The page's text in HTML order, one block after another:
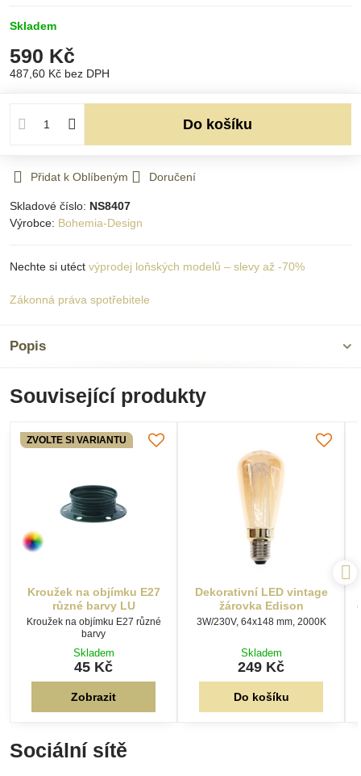
Skladem
590 Kč
487,60 Kč bez DPH
Do košíku
Přidat k Oblíbeným Doručení
Skladové číslo: NS8407
Výrobce: Bohemia-Design
Nechte si utéct výprodej loňských modelů – slevy až -70%
Zákonná práva spotřebitele
Popis
Související produkty
ZVOLTE SI VARIANTU
Kroužek na objímku E27
různé barvy LU
Kroužek na objímku E27 různé
barvy
Skladem
45 Kč
Zobrazit
Dekorativní LED vintage
žárovka Edison
3W/230V, 64x148 mm, 2000K
Skladem
249 Kč
Do košíku
Sociální sítě